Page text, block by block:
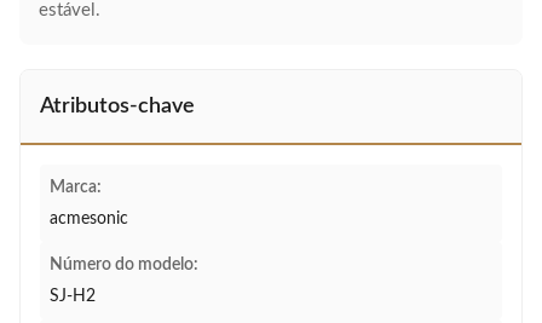
estável.
Atributos-chave
Marca:
acmesonic
Número do modelo:
SJ-H2